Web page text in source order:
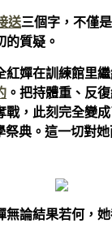
送三個字，不僅
的質疑。
紅嬋在訓練館里
。把持體重、反
戰，此刻完全變
典。這一切對
無論結果若何，